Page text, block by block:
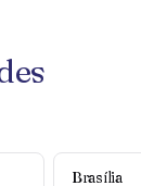
Brasília